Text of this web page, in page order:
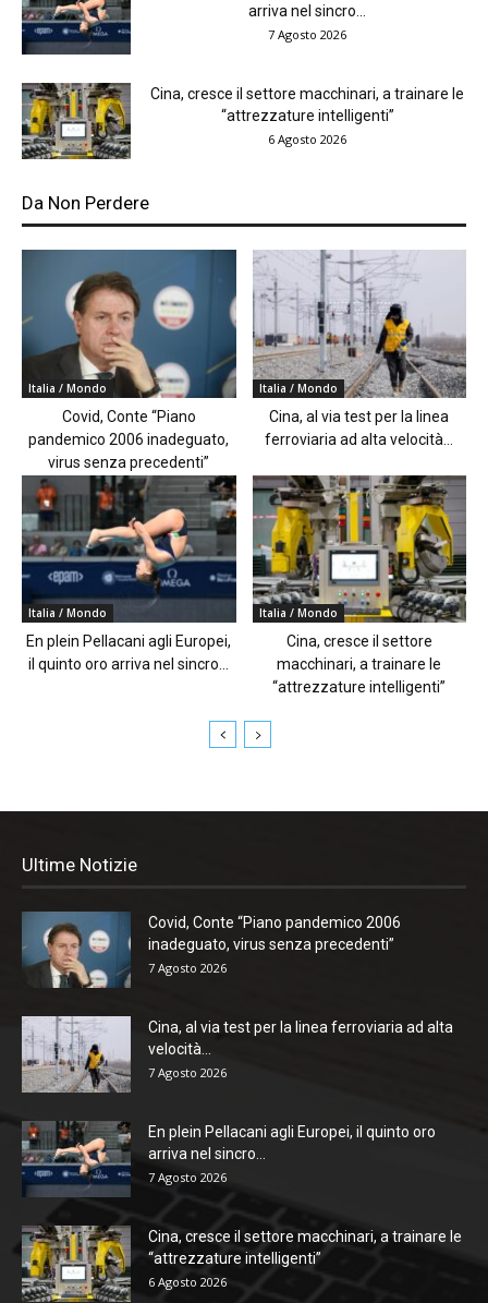
arriva nel sincro...
7 Agosto 2026
Cina, cresce il settore macchinari, a trainare le
“attrezzature intelligenti”
6 Agosto 2026
Da Non Perdere
Italia / Mondo
Covid, Conte “Piano
pandemico 2006 inadeguato,
virus senza precedenti”
Italia / Mondo
Cina, al via test per la linea
ferroviaria ad alta velocità...
Italia / Mondo
En plein Pellacani agli Europei,
il quinto oro arriva nel sincro...
Italia / Mondo
Cina, cresce il settore
macchinari, a trainare le
“attrezzature intelligenti”
Ultime Notizie
Covid, Conte “Piano pandemico 2006
inadeguato, virus senza precedenti”
7 Agosto 2026
Cina, al via test per la linea ferroviaria ad alta
velocità...
7 Agosto 2026
En plein Pellacani agli Europei, il quinto oro
arriva nel sincro...
7 Agosto 2026
Cina, cresce il settore macchinari, a trainare le
“attrezzature intelligenti”
6 Agosto 2026